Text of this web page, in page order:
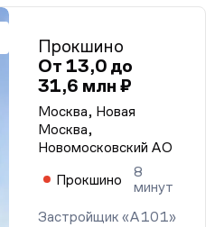
Прокшино
От 13,0 до
31,6 млн ₽
Москва, Новая
Москва,
Новомосковский АО
Прокшино
8
минут
Застройщик «А101»